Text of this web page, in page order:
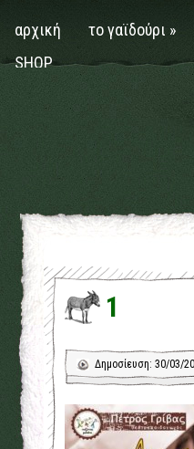
αρχική το γαϊδούρι »
SHOP
1
Δημοσίευση: 30/03/